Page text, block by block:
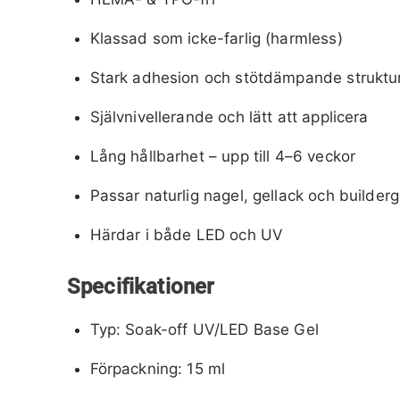
Klassad som icke-farlig (harmless)
Stark adhesion och stötdämpande
Självnivellerande och lätt att applicera
Lång hållbarhet – upp till 4–6 veckor
Passar naturlig nagel, gellack och
Härdar i både LED och UV
Specifikationer
Typ: Soak-off UV/LED Base Gel
Förpackning: 15 ml